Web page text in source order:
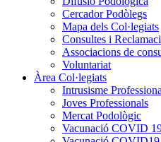
Cercador Podòlegs
Mapa dels Col·legiats
Consultes i
Associacions de
Voluntariat
Àrea Col·legiats
Intrusisme
Joves Professionals
Mercat Podològic
Vacunació COVID